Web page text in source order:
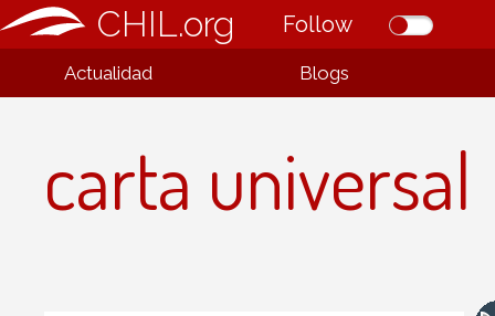
CHIL.org Follow
Actualidad Blogs
carta universal